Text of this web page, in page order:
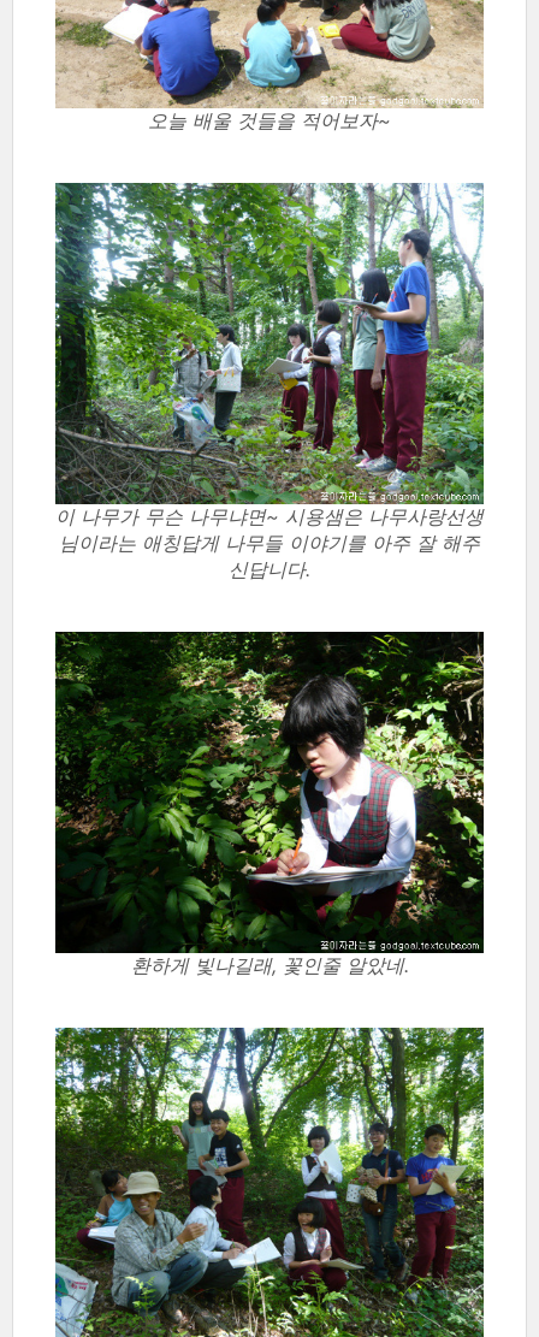
오늘 배울 것들을 적어보자~
이 나무가 무슨 나무냐면~ 시용샘은 나무사랑선생
님이라는 애칭답게 나무들 이야기를 아주 잘 해주
신답니다.
환하게 빛나길래, 꽃인줄 알았네.